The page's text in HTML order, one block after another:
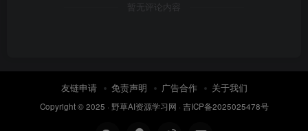
暂无评论内容
友链申请 免责声明 广告合作 关于我们
Copyright © 2025 · 野草AI资源学习网 · 吉ICP备2025025478号